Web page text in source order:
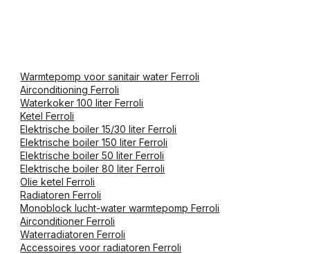
Warmtepomp voor sanitair water Ferroli
Airconditioning Ferroli
Waterkoker 100 liter Ferroli
Ketel Ferroli
Elektrische boiler 15/30 liter Ferroli
Elektrische boiler 150 liter Ferroli
Elektrische boiler 50 liter Ferroli
Elektrische boiler 80 liter Ferroli
Olie ketel Ferroli
Radiatoren Ferroli
Monoblock lucht-water warmtepomp Ferroli
Airconditioner Ferroli
Waterradiatoren Ferroli
Accessoires voor radiatoren Ferroli